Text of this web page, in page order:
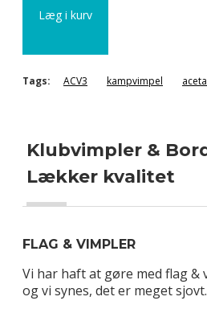
Læg i kurv
Tags: ACV3 kampvimpel
Klubvimpler &
Lækker kvalitet
FLAG & VIMPLER
Vi har haft at gøre med flag &
og vi synes, det er meget sjovt.